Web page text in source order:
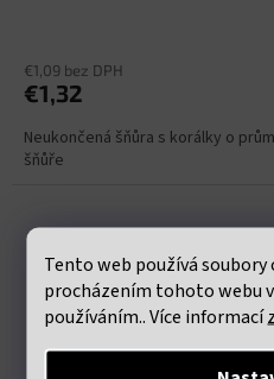
Tento web používá soubory
procházením tohoto webu
používáním.. Více informací
€1,09 bez DPH
€1,32
Neukončená šňůra s korálky o
šňůře